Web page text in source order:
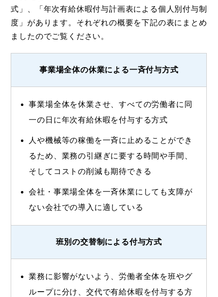
式」、「年次有給休暇付与計画表による個人別付与制
度」があります。それぞれの概要を下記の表にまとめ
ましたのでご覧ください。
事業場全体の休業による一斉付与方式
事業場全体を休業させ、すべての労働者に同
一の日に年次有給休暇を付与する方式
人や機械等の稼働を一斉に止めることができ
るため、業務の引継ぎに要する時間や手間、
そしてコストの削減も期待できる
会社・事業場全体を一斉休業にしても支障が
ない会社での導入に適している
班別の交替制による付与方式
業務に影響がないよう、労働者全体を班やグ
ループに分け、交代で有給休暇を付与する方